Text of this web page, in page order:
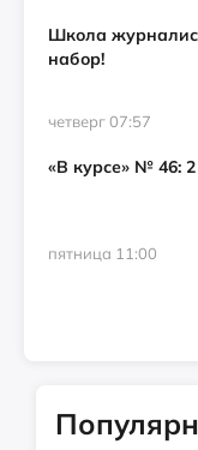
Школа
набор!
четверг 07:57
«В курсе» № 46:
пятница 11:00